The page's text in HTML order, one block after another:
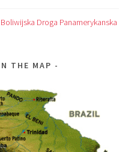
Droga Panamerykanska
THE MAP